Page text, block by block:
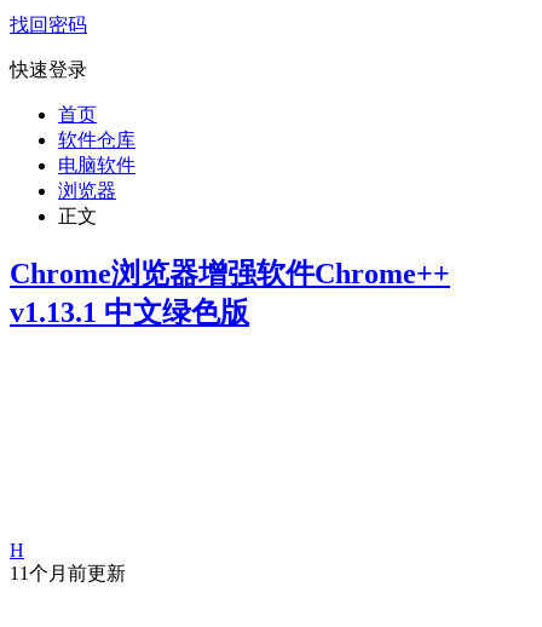
找回密码
快速登录
首页
软件仓库
电脑软件
浏览器
正文
Chrome浏览器增强软件Chrome++
v1.13.1 中文绿色版
H
11个月前更新